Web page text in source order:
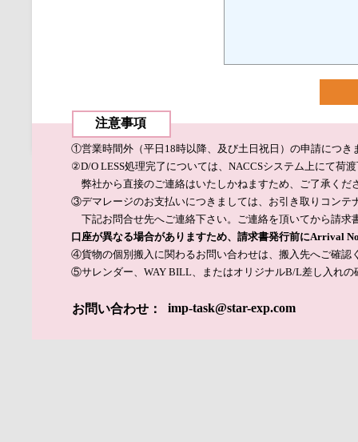
注意事項
①営業時間外（平日18時以降、及び土日祝日）の申請につ
②D/O LESS処理完了については、NACCSシステム上にて荷
弊社から直接のご連絡はいたしかねますため、ご了承くだ
③デマレージのお支払いにつきましては、お引き取りコンテ
下記お問合せ先へご連絡下さい。ご連絡を頂いてから請求
口座が異なる場合がありますため、請求書発行前にArrival
④貨物の個別搬入に関わるお問い合わせは、搬入先へご確認
⑤サレンダー、WAY BILL、またはオリジナルB/L差し入れ
お問い合わせ： imp-task@star-exp.com